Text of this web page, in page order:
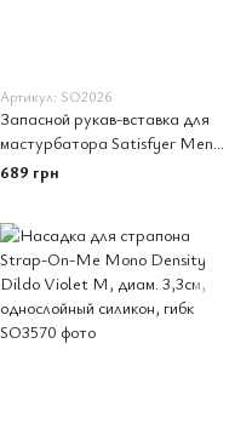
Артикул: SO2026
Запасной рукав-вставка для
мастурбатора Satisfyer Men
TORNADO BLISS
689 грн